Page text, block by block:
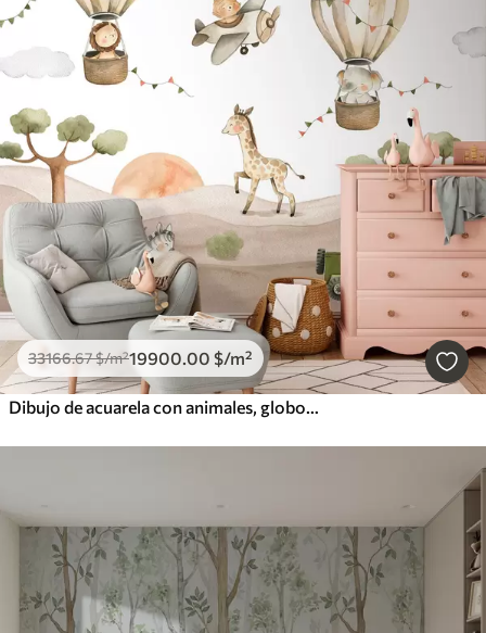
33166.67$/m²19900.00 $/m²
Dibujo de acuarela con animales, globos, avión y coche